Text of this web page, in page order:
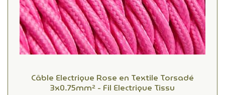
Câble Electrique Rose en Textile Torsadé
3x0.75mm² - Fil Electrique Tissu